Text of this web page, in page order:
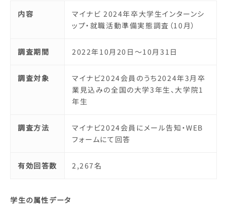
内容
マイナビ 2024年卒大学生インターンシ
ップ・就職活動準備実態調査（10月）
調査期間 2022年10月20日～10月31日
調査対象
マイナビ2024会員のうち2024年3月卒
業見込みの全国の大学3年生、大学院1
年生
調査方法
マイナビ2024会員にメール告知・WEB
フォームにて回答
有効回答数 2,267名
学生の属性データ